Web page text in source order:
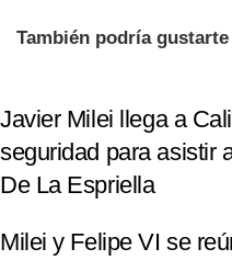
También podría gustarte
Javier Milei llega a
seguridad para asistir
De La Espriella
Milei y Felipe VI se